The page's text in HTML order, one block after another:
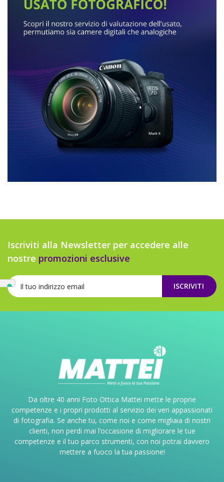
Iscriviti alla Newsletter per accedere alle
nostre promozioni esclusive
ISCRIVITI
Da oltre 40 anni Foto Ottica Mattei mette le proprie
competenze e i propri prodotti al servizio dei veri appassionati
di fotografia. Se anche tu, come noi e come migliaia di nostri
clienti, non perdi mai l’occasione di migliorare le tue
competenze e il tuo parco strumenti, con noi potrai davvero
mettere a fuoco la tua passione!